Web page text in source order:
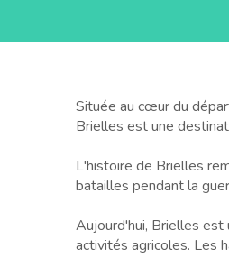
Située au cœur du
Brielles est une
L'histoire de Brielles
batailles pendant la
Aujourd'hui, Brielles
activités agricoles. Les